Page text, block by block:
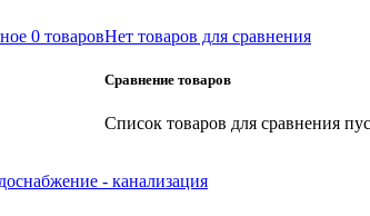
0 товаровНет товаров для сравнения
Сравнение товаров
Список товаров для сравнения
- канализация